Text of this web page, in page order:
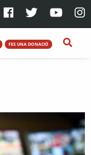
FES UNA DONACIÓ